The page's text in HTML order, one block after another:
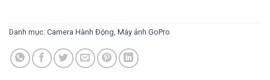
Danh mục: Camera Hành Động Máy ảnh GoPro